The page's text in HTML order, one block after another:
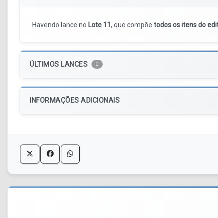
Havendo lance no Lote 11 , que compõe todos os itens do
ÚLTIMOS LANCES 0
INFORMAÇÕES ADICIONAIS